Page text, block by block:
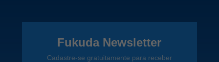
Fukuda Newsletter
Cadastre-se gratuitamente para receber